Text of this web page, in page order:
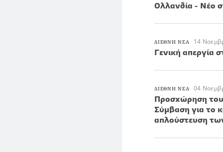
Oλλανδία - Νέο
ΔΙΕΘΝΗ ΝΕΑ 14
Γενική απεργία
ΔΙΕΘΝΗ ΝΕΑ 04
Προσχώρηση του
Σύμβαση για το
απλούστευση